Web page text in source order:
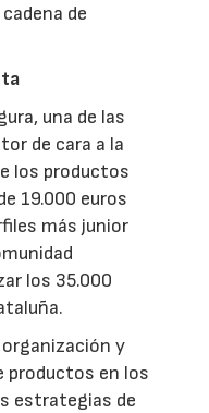
de
una de las
de cara a la
los productos
19.000 euros
más junior
los 35.000
organización y
productos en los
estrategias de